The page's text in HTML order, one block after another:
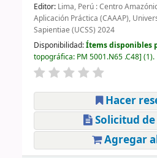
Editor: Lima, Perú : Centro
Aplicación Práctica (CAAAP),
Sapientiae (UCSS) 2024
Disponibilidad:Ítems disponibles
topográfica: PM 5001.N65 .C48 (1).
Hacer
Solicitud
Agregar